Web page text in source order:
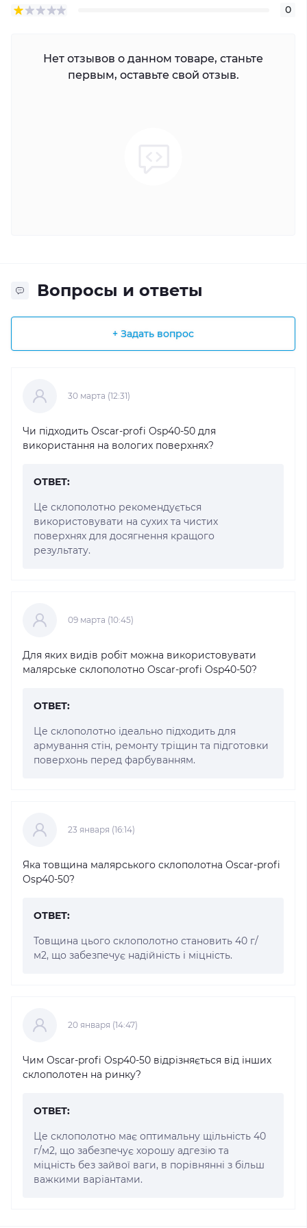
0
Нет отзывов о данном товаре, станьте
первым, оставьте свой отзыв.
Вопросы и ответы
+ Задать вопрос
30 марта (12:31)
Чи підходить Oscar-profi Osp40-50 для
використання на вологих поверхнях?
ОТВЕТ:
Це склополотно рекомендується
використовувати на сухих та чистих
поверхнях для досягнення кращого
результату.
09 марта (10:45)
Для яких видів робіт можна використовувати
малярське склополотно Oscar-profi Osp40-50?
ОТВЕТ:
Це склополотно ідеально підходить для
армування стін, ремонту тріщин та підготовки
поверхонь перед фарбуванням.
23 января (16:14)
Яка товщина малярського склополотна Oscar-profi
Osp40-50?
ОТВЕТ:
Товщина цього склополотно становить 40 г/
м2, що забезпечує надійність і міцність.
20 января (14:47)
Чим Oscar-profi Osp40-50 відрізняється від інших
склополотен на ринку?
ОТВЕТ:
Це склополотно має оптимальну щільність 40
г/м2, що забезпечує хорошу адгезію та
міцність без зайвої ваги, в порівнянні з більш
важкими варіантами.